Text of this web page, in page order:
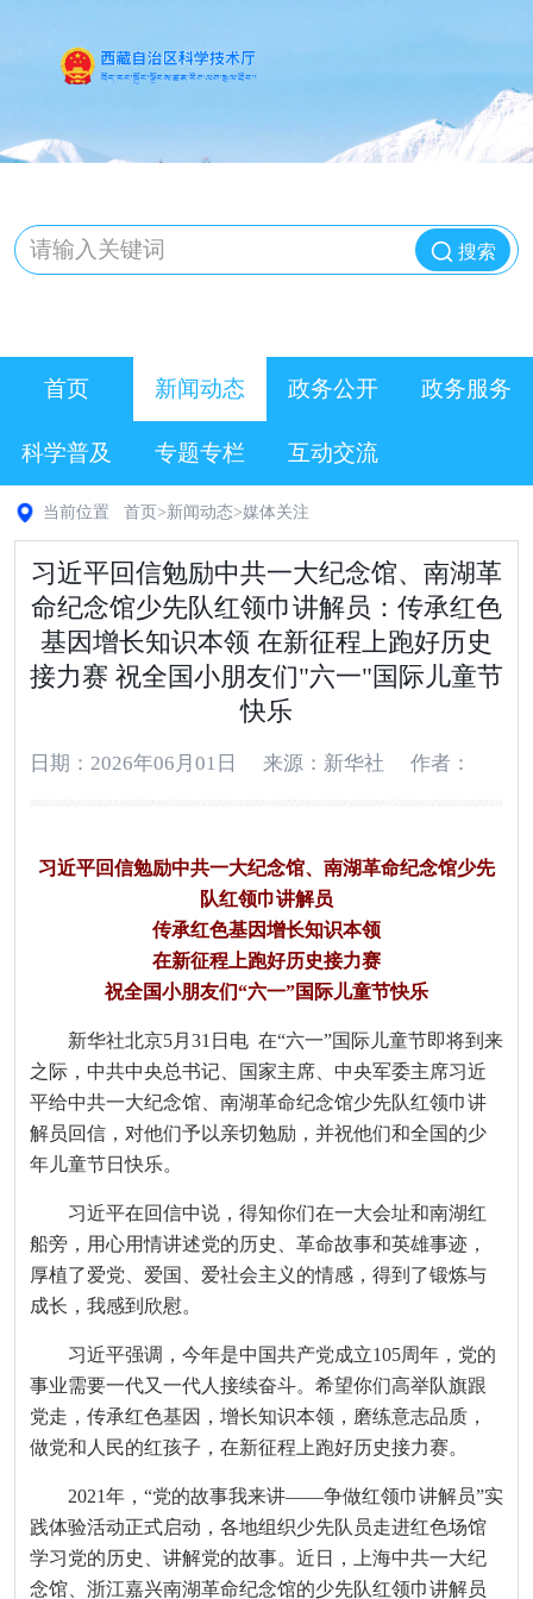
搜索
首页 新闻动态 政务公开 政务服务
科学普及 专题专栏 互动交流
当前位置 首页 >新闻动态>媒体关注
习近平回信勉励中共一大纪念馆、南湖革
命纪念馆少先队红领巾讲解员：传承红色
基因增长知识本领 在新征程上跑好历史
接力赛 祝全国小朋友们"六一"国际儿童节
快乐
日期：2026年06月01日 来源：新华社 作者：
习近平回信勉励中共一大纪念馆、南湖革命纪念馆少先
队红领巾讲解员
传承红色基因增长知识本领
在新征程上跑好历史接力赛
祝全国小朋友们“六一”国际儿童节快乐
新华社北京5月31日电 在“六一”国际儿童节即将到来
之际，中共中央总书记、国家主席、中央军委主席习近
平给中共一大纪念馆、南湖革命纪念馆少先队红领巾讲
解员回信，对他们予以亲切勉励，并祝他们和全国的少
年儿童节日快乐。
习近平在回信中说，得知你们在一大会址和南湖红
船旁，用心用情讲述党的历史、革命故事和英雄事迹，
厚植了爱党、爱国、爱社会主义的情感，得到了锻炼与
成长，我感到欣慰。
习近平强调，今年是中国共产党成立105周年，党的
事业需要一代又一代人接续奋斗。希望你们高举队旗跟
党走，传承红色基因，增长知识本领，磨练意志品质，
做党和人民的红孩子，在新征程上跑好历史接力赛。
2021年，“党的故事我来讲——争做红领巾讲解员”实
践体验活动正式启动，各地组织少先队员走进红色场馆
学习党的历史、讲解党的故事。近日，上海中共一大纪
念馆、浙江嘉兴南湖革命纪念馆的少先队红领巾讲解员